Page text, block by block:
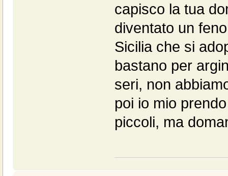
capisco la tua
diventato un
Sicilia che si
bastano per
seri, non
poi io mio
piccoli, ma